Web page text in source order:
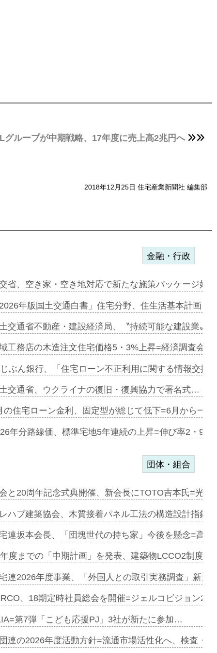
グループが中期戦略、17年度に売上高2兆円へ
2018年12月25日 住宅産業新聞社 編集部
サー契約…
起用…
ミーレキ…
も城南エ…
合型の賃…
ンカフェ…
協業=お互…
コリビング…
金融・行政
省、空き家・空き地対応で新たな施策パッケージ始
年版国土交通白書」住宅分野、住生活基本計画を
交通省不動産・建設経済局、〝持続可能な建設業〟
工務店の木造注文住宅価格5・3%上昇=経済調査会
ぶん銀行、「住宅ローン不正利用に関する情報交換
交通省、ウクライナの復旧・復興協力で署名式…
の住宅ローン金利、固定型が総じて低下=6月から一
年分路線価、標準宅地5年連続の上昇=伸び率2・
を提案=P…
ンビ…
加=リンナ…
見込む=…
開始=三協…
団体・組合
と20周年記念式典開催、新会長にTOTO吉本氏=光
ハブ建築協会、木質接着パネル工法の構造設計指針
連坂本会長、「団塊世代の持ち家」今後を懸念=高
度までの「中期計画」を発表、建築物LCCO2制度
連2026年度事業、「外国人との取引実務調査」新規
、18期定時社員総会を開催=ジェルコビジョン
第7弾「こども応援PJ」3社が新たに参加…
連の2026年度活動方針=流通市場活性化へ、検査・